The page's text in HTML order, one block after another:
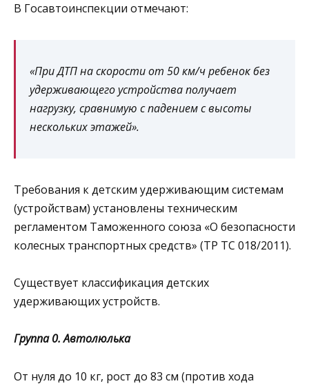
В Госавтоинспекции отмечают:
«При ДТП на скорости от 50 км/ч ребенок без
удерживающего устройства получает
нагрузку, сравнимую с падением с высоты
нескольких этажей».
Требования к детским удерживающим системам
(устройствам) установлены техническим
регламентом Таможенного союза «О безопасности
колесных транспортных средств» (ТР ТС 018/2011).
Существует классификация детских
удерживающих устройств.
Группа 0. Автолюлька
От нуля до 10 кг, рост до 83 см (против хода